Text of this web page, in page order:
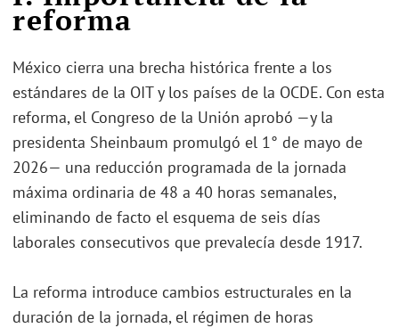
reforma
México cierra una brecha histórica frente a los
estándares de la OIT y los países de la OCDE. Con esta
reforma, el Congreso de la Unión aprobó —y la
presidenta Sheinbaum promulgó el 1° de mayo de
2026— una reducción programada de la jornada
máxima ordinaria de 48 a 40 horas semanales,
eliminando de facto el esquema de seis días
laborales consecutivos que prevalecía desde 1917.
La reforma introduce cambios estructurales en la
duración de la jornada, el régimen de horas